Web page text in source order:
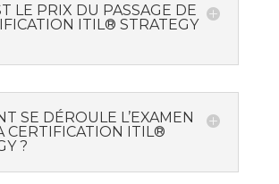
LE PRIX DU PASSAGE DE
ITIL® STRATEGY
SE DÉROULE L’EXAMEN
CERTIFICATION ITIL®
?